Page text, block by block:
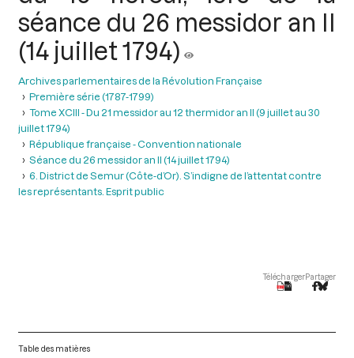
séance du 26 messidor an II
(14 juillet 1794)
Archives parlementaires de la Révolution Française
Première série (1787-1799)
Tome XCIII - Du 21 messidor au 12 thermidor an II (9 juillet au 30
juillet 1794)
République française - Convention nationale
Séance du 26 messidor an II (14 juillet 1794)
6. District de Semur (Côte-d’Or). S’indigne de l’attentat contre
les représentants. Esprit public
TéléchargerPartager
Table des matières